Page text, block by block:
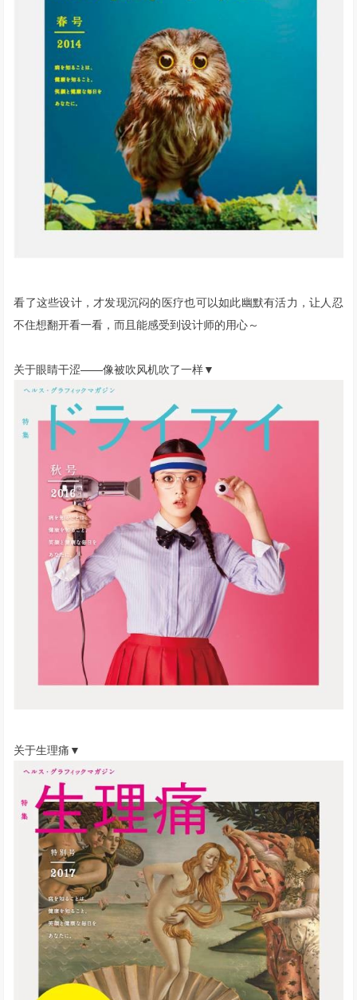
看了这些设计，才发现沉闷的医疗也可以如此幽默有活力，让人忍
不住想翻开看一看，而且能感受到设计师的用心～
关于眼睛干涩——像被吹风机吹了一样▼
关于生理痛▼